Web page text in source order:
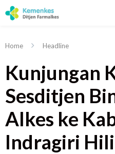
Home Headline
Kunjungan
Sesditjen
Alkes ke
Indragiri